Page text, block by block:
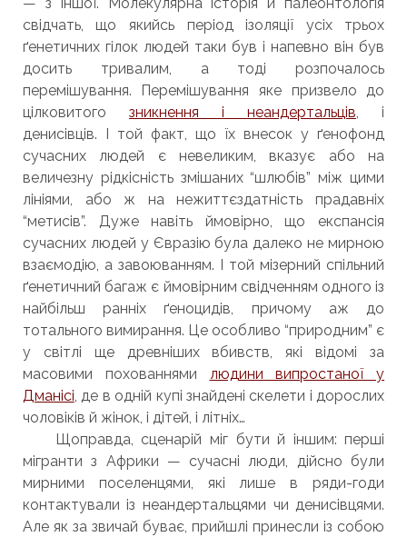
свідчать, що якийсь період ізоляції усіх трьох
ґенетичних гілок людей таки був і напевно він був
досить тривалим, а тоді розпочалось
перемішування. Перемішування яке призвело до
цілковитого зникнення і неандертальців, і
денисівців. І той факт, що їх внесок у ґенофонд
сучасних людей є невеликим, вказує або на
величезну рідкісність змішаних “шлюбів” між цими
лініями, або ж на нежиттєздатність прадавніх
“метисів”. Дуже навіть ймовірно, що експансія
сучасних людей у Євразію була далеко не мирною
взаємодію, а завоюванням. І той мізерний спільний
ґенетичний багаж є ймовірним свідченням одного із
найбільш ранніх ґеноцидів, причому аж до
тотального вимирання. Це особливо “природним” є
у світлі ще древніших вбивств, які відомі за
масовими похованнями людини випростаної у
Дманісі, де в одній купі знайдені скелети і дорослих
чоловіків й жінок, і дітей, і літніх…
Щоправда, сценарій міг бути й іншим: перші
мігранти з Африки — сучасні люди, дійсно були
мирними поселенцями, які лише в ряди-годи
контактували із неандертальцями чи денисівцями.
Але як за звичай буває, прийшлі принесли із собою